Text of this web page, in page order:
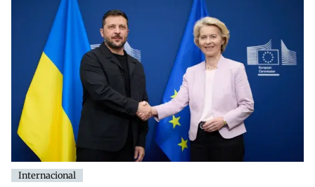
Internacional